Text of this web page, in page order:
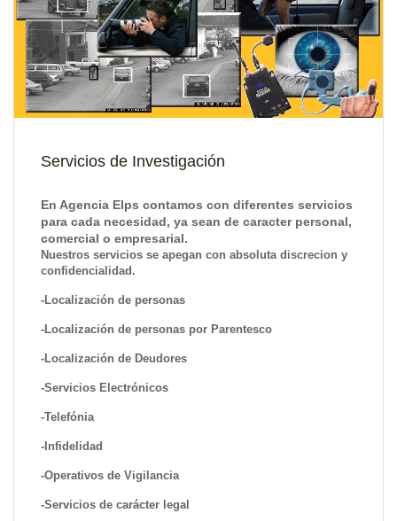
Servicios de Investigación
En Agencia Elps contamos con diferentes servicios
para cada necesidad, ya sean de caracter personal,
comercial o empresarial.
Nuestros servicios se apegan con absoluta discrecion y
confidencialidad.
-Localización de personas
-Localización de personas por Parentesco
-Localización de Deudores
-Servicios Electrónicos
-Telefónia
-Infidelidad
-Operativos de Vigilancia
-Servicios de carácter legal